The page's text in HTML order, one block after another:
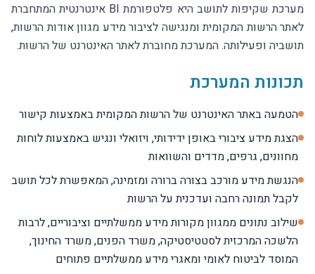
מערכת שקיפות לתושב היא פלטפורמת BI אינטרנטית המתחברת
לאתר הרשות המקומית ומנגישה לציבור מידע מגוון אודות הרשות,
תושביה ופעילותה. המערכת מחוברת לאתר האינטרנט של הרשות.
תכונות המערכת
הטמעה באתר האינטרנט של הרשות המקומית באמצעות קישור
הצגת מידע ציבורי באופן ידידותי, ויזואלי ונגיש באמצעות לוחות
מחוונים, גרפים, מדדים והשוואות
הנגשת מידע מורכב בצורה ברורה ומזמינה, המאפשרת לכל תושב
לקבל תמונה רחבה ועדכנית על הרשות
שילוב נתונים ממגוון מקורות מידע ממשלתיים וציבוריים, לרבות
הלשכה המרכזית לסטטיסטיקה, משרד הפנים, משרד החינוך,
המוסד לביטוח לאומי ומאגרי מידע ממשלתיים פתוחים